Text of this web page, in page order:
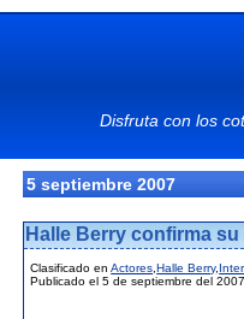
Disfruta con los
5 septiembre 2007
Halle Berry confirma su
Clasificado enActores ,Halle Berry,
Publicado el 5 de septiembre del 2007